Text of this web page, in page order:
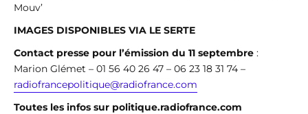
Mouv’
IMAGES DISPONIBLES VIA LE SERTE
Contact presse pour l’émission du 11 septembre :
Marion Glémet – 01 56 40 26 47 – 06 23 18 31 74 –
radiofrancepolitique@radiofrance.com
Toutes les infos sur politique.radiofrance.com